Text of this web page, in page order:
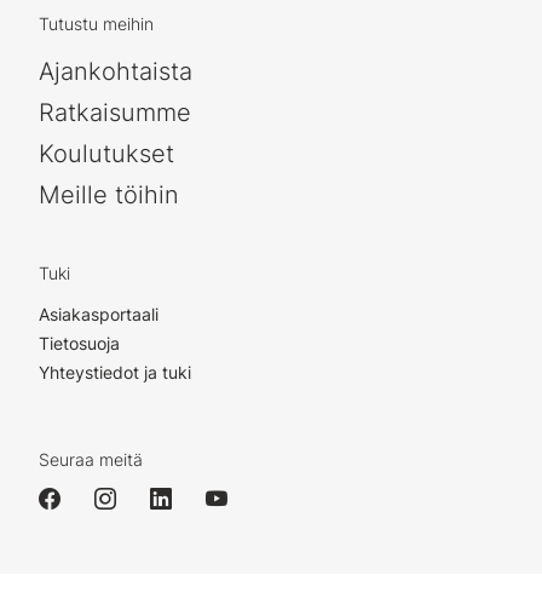
Tutustu meihin
Ajankohtaista
Ratkaisumme
Koulutukset
Meille töihin
Tuki
Asiakasportaali
Tietosuoja
Yhteystiedot ja tuki
Seuraa meitä